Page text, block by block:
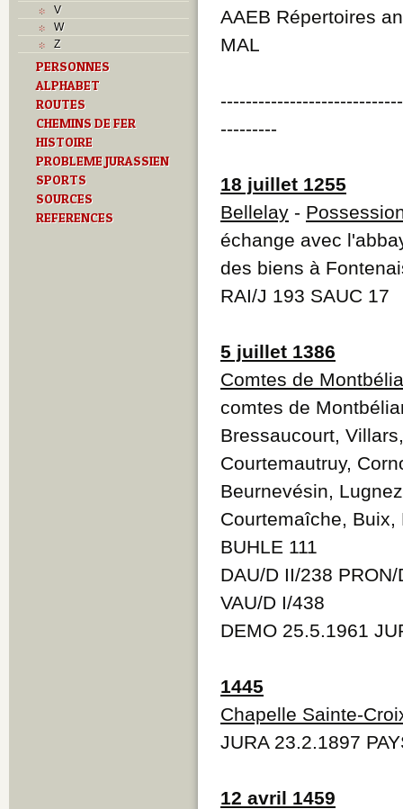
V
W
Z
PERSONNES
ALPHABET
ROUTES
CHEMINS DE FER
HISTOIRE
PROBLEME JURASSIEN
SPORTS
SOURCES
REFERENCES
AAEB Répertoires
MAL
---------
18 juillet 1255
Bellelay -
échange avec
des biens à
RAI/J 193 SAUC 17
5 juillet 1386
Comtes de
comtes de
Bressaucourt,
Courtemautruy,
Beurnevésin,
Courtemaîche,
BUHLE 111
DAU/D II/238
VAU/D I/438
DEMO 25.5.1961
1445
Chapelle Sainte-
JURA 23.2.1897
12 avril 1459